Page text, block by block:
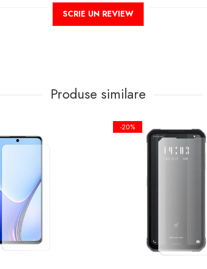
SCRIE UN REVIEW
Produse similare
-20%